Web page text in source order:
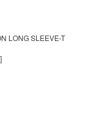
LONG SLEEVE-T